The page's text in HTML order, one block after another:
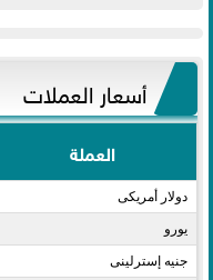
أسعار العملات
العملة
دولار أمريكى​
يورو​
جنيه إسترلينى​